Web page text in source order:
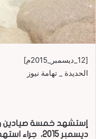
[12_ديسمبر_2015م]
الحديدة _ تهامة نيوز
ديسمبر 2015،